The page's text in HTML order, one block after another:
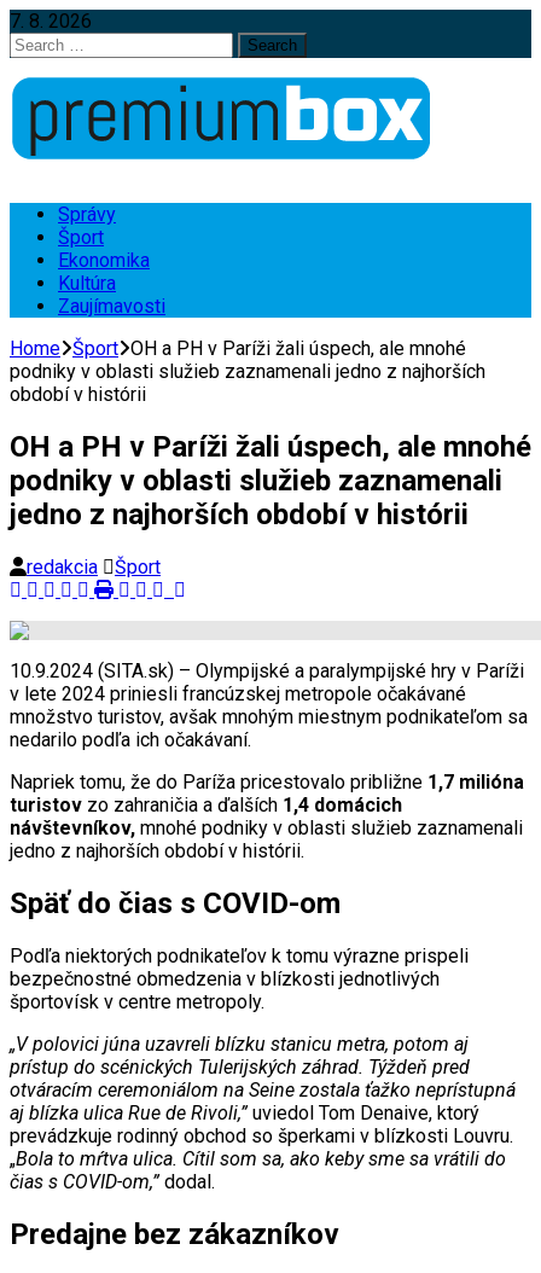
7. 8. 2026
Search
for:
Správy
Šport
Ekonomika
Kultúra
Zaujímavosti
Home Šport OH a PH v Paríži žali úspech, ale mnohé
podniky v oblasti služieb zaznamenali jedno z najhorších
období v histórii
OH a PH v Paríži žali úspech, ale mnohé
podniky v oblasti služieb zaznamenali
jedno z najhorších období v histórii
redakcia Šport
10.9.2024 (SITA.sk) – Olympijské a paralympijské hry v Paríži
v lete 2024 priniesli francúzskej metropole očakávané
množstvo turistov, avšak mnohým miestnym podnikateľom sa
nedarilo podľa ich očakávaní.
Napriek tomu, že do Paríža pricestovalo približne 1,7 milióna
turistov zo zahraničia a ďalších 1,4 domácich
návštevníkov, mnohé podniky v oblasti služieb zaznamenali
jedno z najhorších období v histórii.
Späť do čias s COVID-om
Podľa niektorých podnikateľov k tomu výrazne prispeli
bezpečnostné obmedzenia v blízkosti jednotlivých
športovísk v centre metropoly.
„V polovici júna uzavreli blízku stanicu metra, potom aj
prístup do scénických Tulerijských záhrad. Týždeň pred
otváracím ceremoniálom na Seine zostala ťažko neprístupná
aj blízka ulica Rue de Rivoli,”uviedol Tom Denaive, ktorý
prevádzkuje rodinný obchod so šperkami v blízkosti Louvru.
„Bola to mŕtva ulica. Cítil som sa, ako keby sme sa vrátili do
čias s COVID-om,”dodal.
Predajne bez zákazníkov